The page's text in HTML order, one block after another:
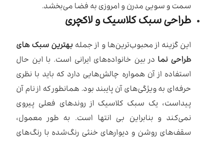
سمت و سویی مدرن و امروزی به فضا می‌بخشد.
طراحی سبک کلاسیک و لاکچری
این گزینه از محبوب‌ترین‌ها و از جمله بهترین سبک های
طراحی نما در بین خانواده‌های ایرانی است. با این حال
استفاده از آن همواره چالش‌هایی دارد که باید با نظری
حرفه‌ای به ویژگی‌های آن پایبند بود. همانطور که از نام آن
پیداست، یک سبک کلاسیک از روندهای فعلی پیروی
نمی‌کند و بنابراین بی انتها است. به طور معمول،
سقف‌های روشن و دیوارهای خنثی رنگ‌شده با رنگ‌های